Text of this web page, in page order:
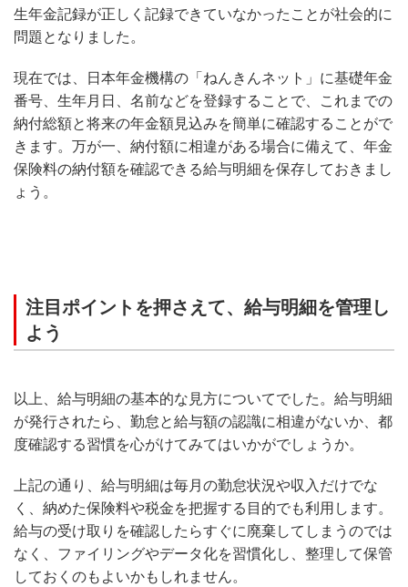
生年金記録が正しく記録できていなかったことが社会的に
問題となりました。
現在では、日本年金機構の「ねんきんネット」に基礎年金
番号、生年月日、名前などを登録することで、これまでの
納付総額と将来の年金額見込みを簡単に確認することがで
きます。万が一、納付額に相違がある場合に備えて、年金
保険料の納付額を確認できる給与明細を保存しておきまし
ょう。
注目ポイントを押さえて、給与明細を管理し
よう
以上、給与明細の基本的な見方についてでした。給与明細
が発行されたら、勤怠と給与額の認識に相違がないか、都
度確認する習慣を心がけてみてはいかがでしょうか。
上記の通り、給与明細は毎月の勤怠状況や収入だけでな
く、納めた保険料や税金を把握する目的でも利用します。
給与の受け取りを確認したらすぐに廃棄してしまうのでは
なく、ファイリングやデータ化を習慣化し、整理して保管
しておくのもよいかもしれません。